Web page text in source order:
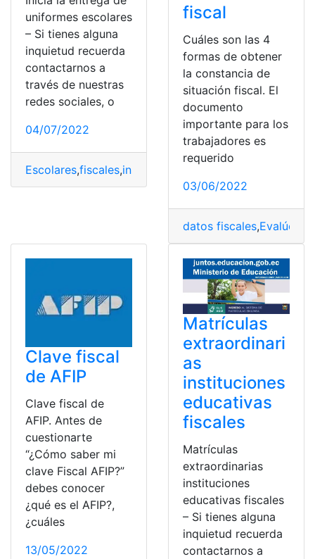
uniformes escolares
– Si tienes alguna
inquietud recuerda
contactarnos a
través de nuestras
redes sociales, o
04/07/2022
Escolares,fiscales,institución planteles
fiscal
Cuáles son las 4
formas de obtener
la constancia de
situación fiscal. El
documento
importante para los
trabajadores es
requerido
03/06/2022
datos fiscales,Evalúo
Clave fiscal
de AFIP
Clave fiscal de
AFIP. Antes de
cuestionarte
“¿Cómo saber mi
clave Fiscal AFIP?”
debes conocer
¿qué es el AFIP?,
¿cuáles
13/05/2022
Matrículas
extraordinari
as
instituciones
educativas
fiscales
Matrículas
extraordinarias
instituciones
educativas fiscales
– Si tienes alguna
inquietud recuerda
contactarnos a